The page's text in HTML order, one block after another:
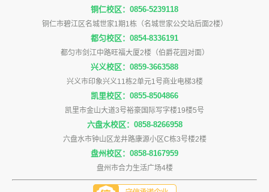
铜仁校区：0856-5239118
铜仁市碧江区名城世家1期1栋（名城世家公交站后面2楼）
都匀校区：0854-8336191
都匀市剑江中路旺福大厦2楼（伯爵花园对面）
兴义校区：0859-3663588
兴义市印象兴义11栋2单元1号商业电梯3楼
凯里校区：0855-8504866
凯里市金山大道3号裕豪国际写字楼19楼5号
六盘水校区：0858-8266958
六盘水市钟山区龙井路康源小区C栋3号楼2楼
盘州校区：0858-8167959
盘州市合力生活广场4楼